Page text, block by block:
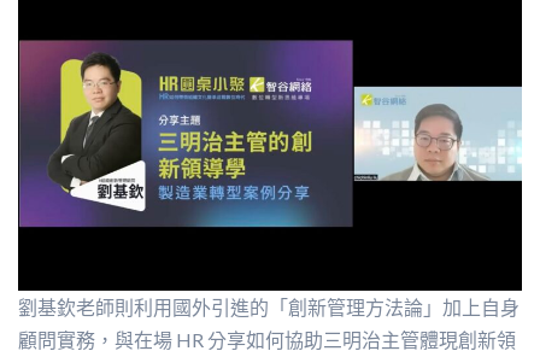
劉基欽老師則利用國外引進的「創新管理方法論」加上自身
顧問實務，與在場 HR 分享如何協助三明治主管體現創新領